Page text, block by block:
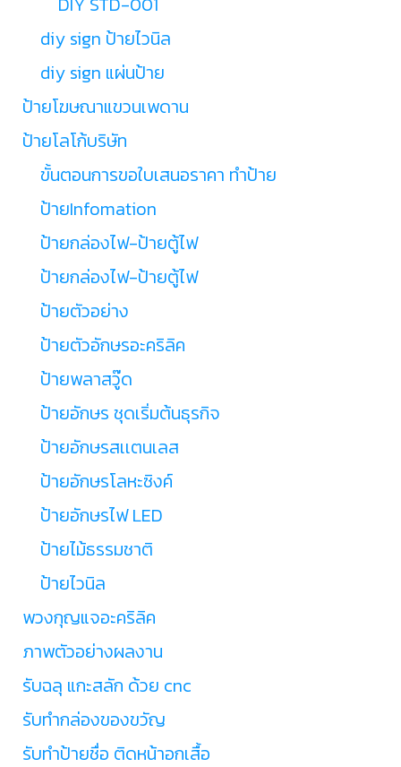
diy sign ป้ายไวนิล
diy sign แผ่นป้าย
ป้ายโฆษณาแขวนเพดาน
ป้ายโลโก้บริษัท
ขั้นตอนการขอใบเสนอราคา ทำป้าย
ป้ายInfomation
ป้ายกล่องไฟ-ป้ายตู้ไฟ
ป้ายกล่องไฟ-ป้ายตู้ไฟ
ป้ายตัวอย่าง
ป้ายตัวอักษรอะคริลิค
ป้ายพลาสวู๊ด
ป้ายอักษร ชุดเริ่มต้นธุรกิจ
ป้ายอักษรสเเตนเลส
ป้ายอักษรโลหะซิงค์
ป้ายอักษรไฟ LED
ป้ายไม้ธรรมชาติ
ป้ายไวนิล
พวงกุญแจอะคริลิค
ภาพตัวอย่างผลงาน
รับฉลุ แกะสลัก ด้วย cnc
รับทำกล่องของขวัญ
รับทำป้ายชื่อ ติดหน้าอกเสื้อ